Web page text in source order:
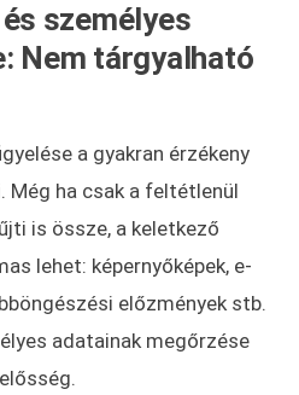
személyes
Nem tárgyalható
a gyakran érzékeny
ha csak a feltétlenül
is össze, a keletkező
lehet: képernyőképek, e-
előzmények stb.
adatainak megőrzése